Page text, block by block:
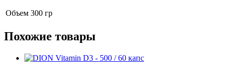
Объем 300 гр
Похожие товары